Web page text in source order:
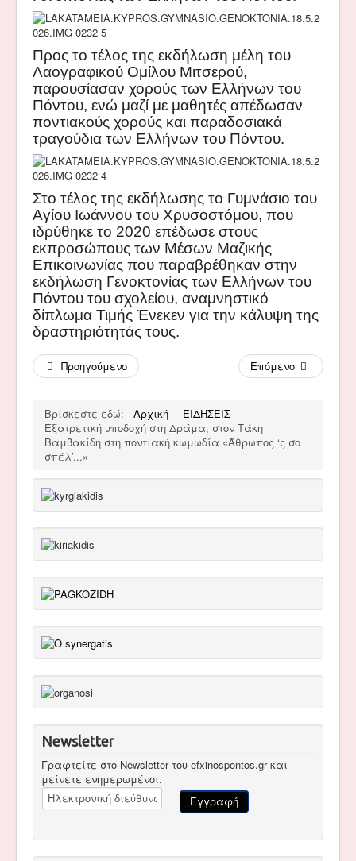
Προς το τέλος της εκδήλωση μέλη του
Λαογραφικού Ομίλου Μιτσερού,
παρουσίασαν χορούς των Ελλήνων του
Πόντου, ενώ μαζί με μαθητές απέδωσαν
ποντιακούς χορούς και παραδοσιακά
τραγούδια των Ελλήνων του Πόντου.
Στο τέλος της εκδήλωσης το Γυμνάσιο του
Αγίου Ιωάννου του Χρυσοστόμου, που
ιδρύθηκε το 2020 επέδωσε στους
εκπροσώπους των Μέσων Μαζικής
Επικοινωνίας που παραβρέθηκαν στην
εκδήλωση Γενοκτονίας των Ελλήνων του
Πόντου του σχολείου, αναμνηστικό
δίπλωμα Τιμής Ένεκεν για την κάλυψη της
δραστηριότητάς τους.
Προηγούμενο Επόμενο
Βρίσκεστε εδώ: Αρχική
ΕΙΔΗΣΕΙΣ
Εξαιρετική υποδοχή στη Δράμα, στον Τάκη
Βαμβακίδη στη ποντιακή κωμωδία «Άθρωπος ‘ς σο
σπέλ’...»
Newsletter
Γραφτείτε στο Newsletter του efxinospontos.gr και
μείνετε ενημερωμένοι.